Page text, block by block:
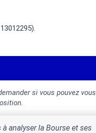
si vous pouvez vous
analyser la Bourse et ses